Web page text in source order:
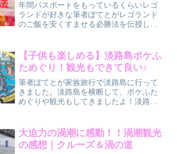
年間パスポートをもっているくらいレゴ
ランドが好きな筆者ぽてとがレゴランド
のご飯を安くすませる必勝法を伝授しま
説していきたいと思います。是非参考に
していただけたらと思います。
【子供も楽しめる】淡路島ポケふ
ためぐり！観光もできて良い♪
筆者ぽてとが家族旅行で淡路島に行って
きました。淡路島を横断して、ポケふた
めぐりや観光もしてきましたよ！淡路島
ポーズをとったりと楽しんでいました。
新しい観光コースになるかも？
大迫力の渦潮に感動！！渦潮観光
の感想｜クルーズ＆渦の道